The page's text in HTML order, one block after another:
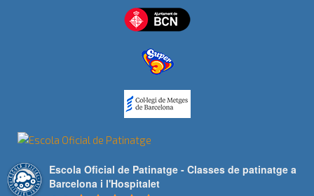
Escola Oficial de Patinatge - Classes de patinatge a
Barcelona i l'Hospitalet